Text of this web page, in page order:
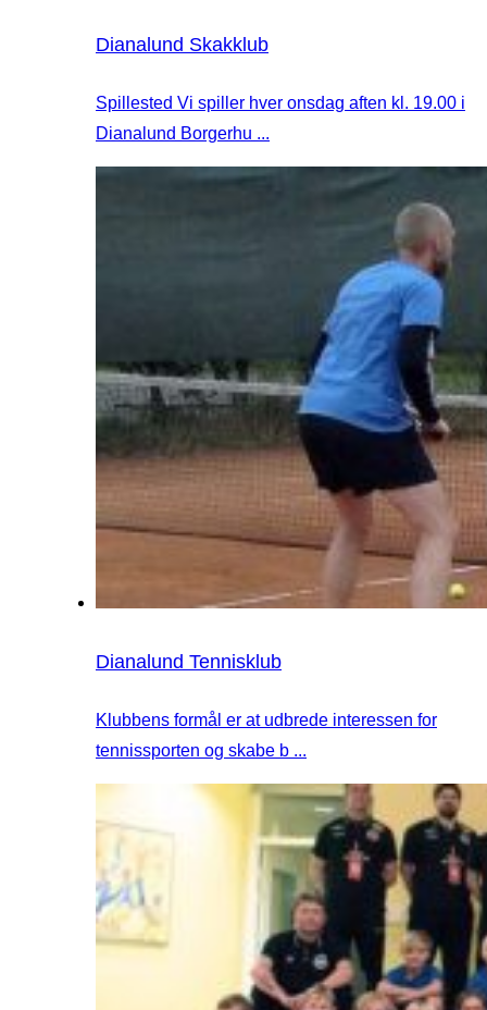
Dianalund Skakklub
Spillested Vi spiller hver onsdag aften kl. 19.00 i
Dianalund Borgerhu ...
Dianalund Tennisklub
Klubbens formål er at udbrede interessen for
tennissporten og skabe b ...